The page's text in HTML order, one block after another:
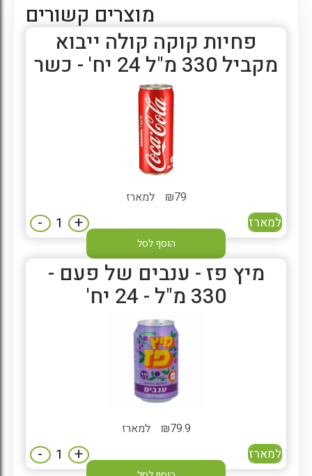
מוצרים קשורים
פחיות קוקה קולה ייבוא
מקביל 330 מ"ל 24 יח' - כשר
79
₪ למארז
למארז +
-
הוסף לסל
מיץ פז - ענבים של פעם -
330 מ"ל - 24 יח'
79.9
₪ למארז
למארז +
-